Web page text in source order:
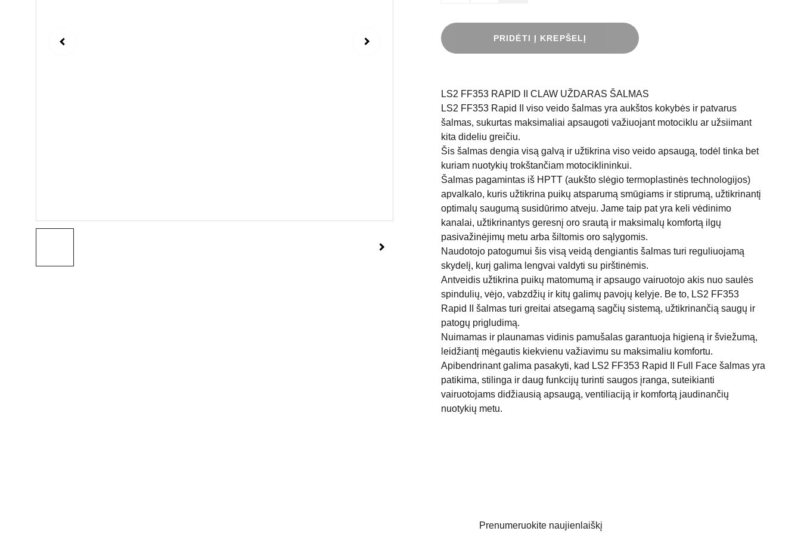
PRIDĖTI Į KREPŠELĮ
LS2 FF353 RAPID II CLAW UŽDARAS ŠALMAS
LS2 FF353 Rapid II viso veido šalmas yra aukštos kokybės ir patvarus
šalmas, sukurtas maksimaliai apsaugoti važiuojant motociklu ar užsiimant
kita dideliu greičiu.
Šis šalmas dengia visą galvą ir užtikrina viso veido apsaugą, todėl tinka bet
kuriam nuotykių trokštančiam motociklininkui.
Šalmas pagamintas iš HPTT (aukšto slėgio termoplastinės technologijos)
apvalkalo, kuris užtikrina puikų atsparumą smūgiams ir stiprumą, užtikrinantį
optimalų saugumą susidūrimo atveju. Jame taip pat yra keli vėdinimo
kanalai, užtikrinantys geresnį oro srautą ir maksimalų komfortą ilgų
pasivažinėjimų metu arba šiltomis oro sąlygomis.
Naudotojo patogumui šis visą veidą dengiantis šalmas turi reguliuojamą
skydelį, kurį galima lengvai valdyti su pirštinėmis.
Antveidis užtikrina puikų matomumą ir apsaugo vairuotojo akis nuo saulės
spindulių, vėjo, vabzdžių ir kitų galimų pavojų kelyje. Be to, LS2 FF353
Rapid II šalmas turi greitai atsegamą sagčių sistemą, užtikrinančią saugų ir
patogų prigludimą.
Nuimamas ir plaunamas vidinis pamušalas garantuoja higieną ir šviežumą,
leidžiantį mėgautis kiekvienu važiavimu su maksimaliu komfortu.
Apibendrinant galima pasakyti, kad LS2 FF353 Rapid II Full Face šalmas yra
patikima, stilinga ir daug funkcijų turinti saugos įranga, suteikianti
vairuotojams didžiausią apsaugą, ventiliaciją ir komfortą jaudinančių
nuotykių metu.
Prenumeruokite naujienlaiškį